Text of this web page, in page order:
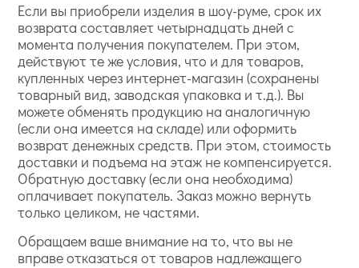
Если вы приобрели изделия в шоу-руме, срок их
возврата составляет четырнадцать дней с
момента получения покупателем. При этом,
действуют те же условия, что и для товаров,
купленных через интернет-магазин (сохранены
товарный вид, заводская упаковка и т.д.). Вы
можете обменять продукцию на аналогичную
(если она имеется на складе) или оформить
возврат денежных средств. При этом, стоимость
доставки и подъема на этаж не компенсируется.
Обратную доставку (если она необходима)
оплачивает покупатель. Заказ можно вернуть
только целиком, не частями.
Обращаем ваше внимание на то, что вы не
вправе отказаться от товаров надлежащего